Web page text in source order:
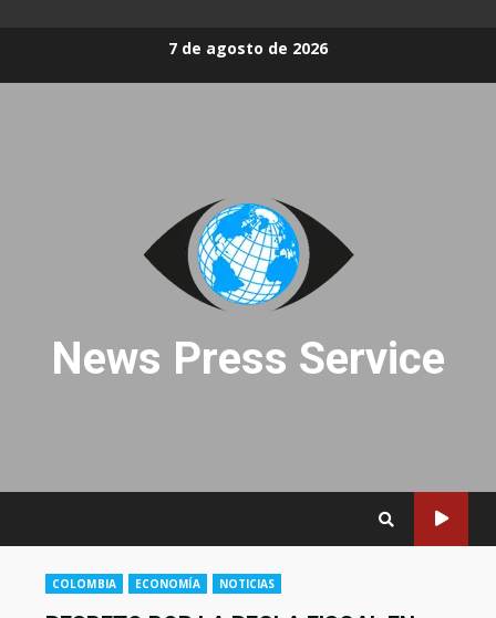
7 de agosto de 2026
News Press Service
COLOMBIA ECONOMÍA NOTICIAS